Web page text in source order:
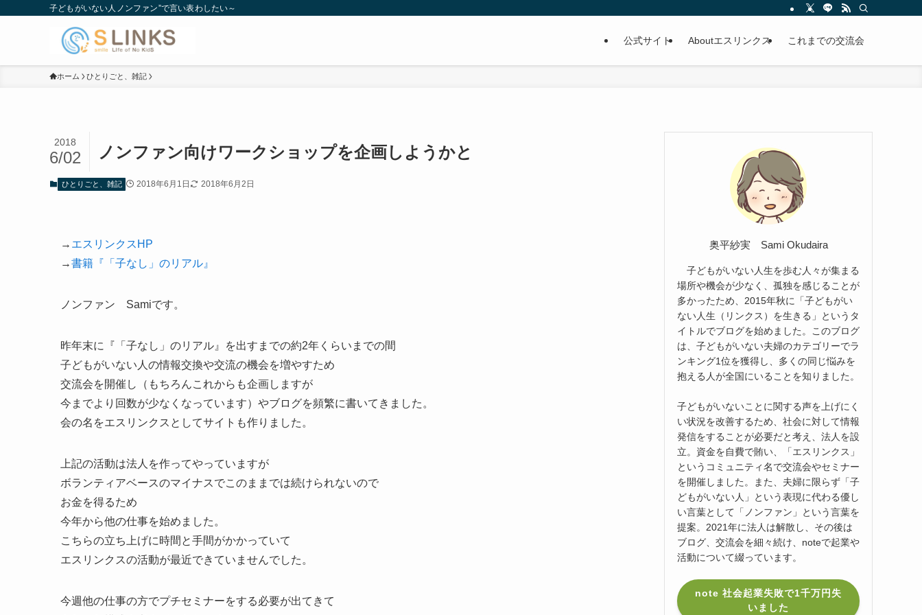
子どもがいない人ノンファン”で言い表わしたい～
公式サイト Aboutエスリンクス これまでの交流会
ホーム ひとりごと、雑記
ノンファン向けワークショップを企画しようかと
2018
6/02
ひとりごと、雑記 2018年6月1日 2018年6月2日
→ エスリンクスHP
→書籍『「子なし」のリアル』
ノンファン Samiです。
昨年末に『「子なし」のリアル』を出すまでの約2年くらいまでの間
子どもがいない人の情報交換や交流の機会を増やすため
交流会を開催し（もちろんこれからも企画しますが
今までより回数が少なくなっています）やブログを頻繁に書いてきました。
会の名をエスリンクスとしてサイトも作りました。
上記の活動は法人を作ってやっていますが
ボランティアベースのマイナスでこのままでは続けられないので
お金を得るため
今年から他の仕事を始めました。
こちらの立ち上げに時間と手間がかかっていて
エスリンクスの活動が最近できていませんでした。
今週他の仕事の方でプチセミナーをする必要が出てきて
奥平紗実 Sami Okudaira
子どもがいない人生を歩む人々が集まる
場所や機会が少なく、孤独を感じることが
多かったため、2015年秋に「子どもがい
ない人生（リンクス）を生きる」というタ
イトルでブログを始めました。このブログ
は、子どもがいない夫婦のカテゴリーでラ
ンキング1位を獲得し、多くの同じ悩みを
抱える人が全国にいることを知りました。
子どもがいないことに関する声を上げにく
い状況を改善するため、社会に対して情報
発信をすることが必要だと考え、法人を設
立。資金を自費で賄い、「エスリンクス」
というコミュニティ名で交流会やセミナー
を開催しました。また、夫婦に限らず「子
どもがいない人」という表現に代わる優し
い言葉として「ノンファン」という言葉を
提案。2021年に法人は解散し、その後は
ブログ、交流会を細々続け、noteで起業や
活動について綴っています。
note 社会起業失敗で1千万円失
いました